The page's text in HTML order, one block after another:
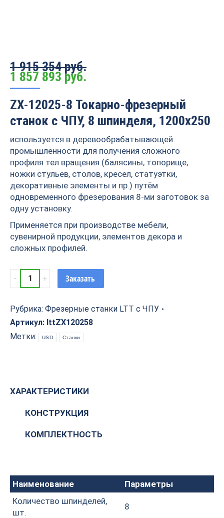
1 915 354 руб.
1 857 893 руб.
ZX-12025-8 Токарно-фрезерный
станок с ЧПУ, 8 шпинделя, 1200х250
используется в деревообрабатывающей
промышленности для получения сложного
профиля тел вращения (балясины, топорище,
ножки стульев, столов, кресел, статуэтки,
декоративные элементы и пр.) путём
одновременного фрезерования 8-ми заготовок за
одну установку.
Применяется при производстве мебели,
сувенирной продукции, элементов декора и
сложных профилей.
12025-
Токарно-
фрезерный
станок
Заказать
Рубрика: Фрезерные станки LTT с ЧПУ
Артикул: lttZX120258
Метки:
USD Станки
ХАРАКТЕРИСТИКИ
КОНСТРУКЦИЯ
КОМПЛЕКТНОСТЬ
Наименование
Параметры
Количество шпинделей,
шт.
8